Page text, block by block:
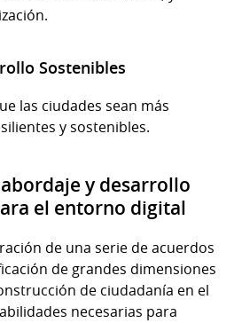
Sostenibles
las ciudades sean más
y sostenibles.
y desarrollo
el entorno digital
de una serie de acuerdos
de grandes dimensiones
de ciudadanía en el
necesarias para